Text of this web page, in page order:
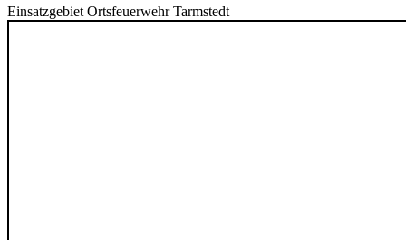
Einsatzgebiet Ortsfeuerwehr Tarmstedt